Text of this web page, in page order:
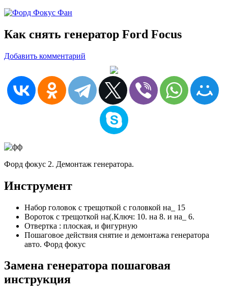
Как снять генератор Ford Focus
Добавить комментарий
Форд фокус 2. Демонтаж генератора.
Инструмент
Набор головок с трещоткой с головкой на_ 15
Вороток с трещоткой на(.Ключ: 10. на 8. и на_ 6.
Отвертка : плоская, и фигурную
Пошаговое действия снятие и демонтажа генератора
авто. Форд фокус
Замена генератора пошаговая
инструкция